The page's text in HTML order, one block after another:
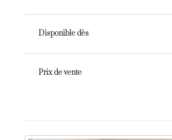
Disponible dès
Prix ​​de vente